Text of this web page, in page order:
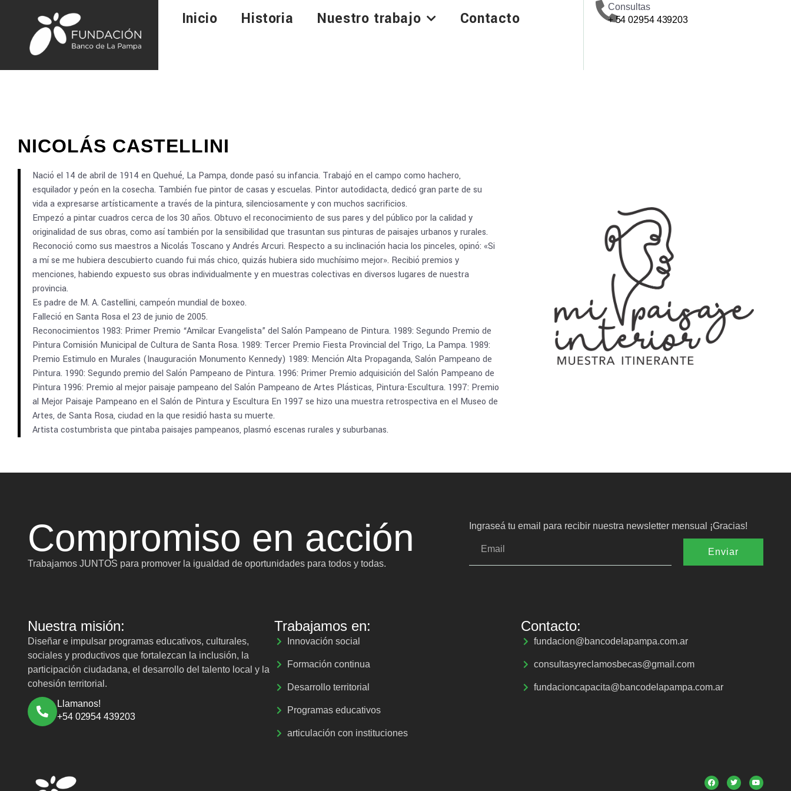
Inicio Historia Nuestro trabajo Contacto
Consultas
+ 54 02954 439203
NICOLÁS CASTELLINI
Nació el 14 de abril de 1914 en Quehué, La Pampa, donde pasó su infancia. Trabajó en el campo como hachero,
esquilador y peón en la cosecha. También fue pintor de casas y escuelas. Pintor autodidacta, dedicó gran parte de su
vida a expresarse artísticamente a través de la pintura, silenciosamente y con muchos sacrificios.
Empezó a pintar cuadros cerca de los 30 años. Obtuvo el reconocimiento de sus pares y del público por la calidad y
originalidad de sus obras, como así también por la sensibilidad que trasuntan sus pinturas de paisajes urbanos y rurales.
Reconoció como sus maestros a Nicolás Toscano y Andrés Arcuri. Respecto a su inclinación hacia los pinceles, opinó: «Si
a mí se me hubiera descubierto cuando fui más chico, quizás hubiera sido muchísimo mejor». Recibió premios y
menciones, habiendo expuesto sus obras individualmente y en muestras colectivas en diversos lugares de nuestra
provincia.
Es padre de M. A. Castellini, campeón mundial de boxeo.
Falleció en Santa Rosa el 23 de junio de 2005.
Reconocimientos 1983: Primer Premio “Amilcar Evangelista” del Salón Pampeano de Pintura. 1989: Segundo Premio de
Pintura Comisión Municipal de Cultura de Santa Rosa. 1989: Tercer Premio Fiesta Provincial del Trigo, La Pampa. 1989:
Premio Estimulo en Murales (Inauguración Monumento Kennedy) 1989: Mención Alta Propaganda, Salón Pampeano de
Pintura. 1990: Segundo premio del Salón Pampeano de Pintura. 1996: Primer Premio adquisición del Salón Pampeano de
Pintura 1996: Premio al mejor paisaje pampeano del Salón Pampeano de Artes Plásticas, Pintura-Escultura. 1997: Premio
al Mejor Paisaje Pampeano en el Salón de Pintura y Escultura En 1997 se hizo una muestra retrospectiva en el Museo de
Artes, de Santa Rosa, ciudad en la que residió hasta su muerte.
Artista costumbrista que pintaba paisajes pampeanos, plasmó escenas rurales y suburbanas.
Compromiso en acción
Trabajamos JUNTOS para promover la igualdad de oportunidades para todos y todas.
Ingraseá tu email para recibir nuestra newsletter mensual ¡Gracias!
Enviar
Nuestra misión:
Diseñar e impulsar programas educativos, culturales,
sociales y productivos que fortalezcan la inclusión, la
participación ciudadana, el desarrollo del talento local y la
cohesión territorial.
Llamanos!
+54 02954 439203
Trabajamos en:
Innovación social
Formación continua
Desarrollo territorial
Programas educativos
articulación con instituciones
Contacto:
fundacion@bancodelapampa.com.ar
consultasyreclamosbecas@gmail.com
fundacioncapacita@bancodelapampa.com.ar